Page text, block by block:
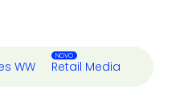
WW Retail Media